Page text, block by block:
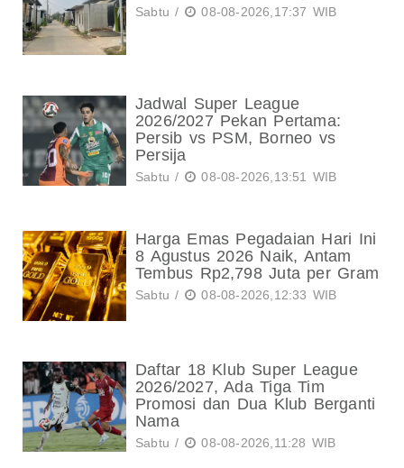
Sabtu / 08-08-2026,17:37 WIB
Jadwal Super League
2026/2027 Pekan Pertama:
Persib vs PSM, Borneo vs
Persija
Sabtu / 08-08-2026,13:51 WIB
Harga Emas Pegadaian Hari Ini
8 Agustus 2026 Naik, Antam
Tembus Rp2,798 Juta per Gram
Sabtu / 08-08-2026,12:33 WIB
Daftar 18 Klub Super League
2026/2027, Ada Tiga Tim
Promosi dan Dua Klub Berganti
Nama
Sabtu / 08-08-2026,11:28 WIB